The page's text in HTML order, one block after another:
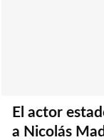
El actor
a Nicolás